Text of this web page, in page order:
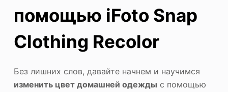
помощью iFoto Snap
Clothing Recolor
Без лишних слов, давайте начнем и научимся
изменить цвет домашней одежды с помощью